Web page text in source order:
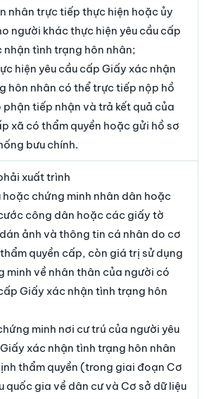
nhân trực tiếp thực hiện hoặc ủy
người khác thực hiện yêu cầu cấp
nhận tình trạng hôn nhân;
hiện yêu cầu cấp Giấy xác nhận
hôn nhân có thể trực tiếp nộp hồ
phận tiếp nhận và trả kết quả của
xã có thẩm quyền hoặc gửi hồ sơ
bưu chính.
xuất trình
hoặc chứng minh nhân dân hoặc
công dân hoặc các giấy tờ
ảnh và thông tin cá nhân do cơ
quyền cấp, còn giá trị sử dụng
minh về nhân thân của người có
Giấy xác nhận tình trạng hôn
minh nơi cư trú của người yêu
xác nhận tình trạng hôn nhân
thẩm quyền (trong giai đoạn Cơ
quốc gia về dân cư và Cơ sở dữ liệu